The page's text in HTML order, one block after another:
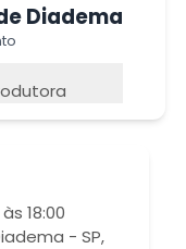
Diadema
18:00
- SP,